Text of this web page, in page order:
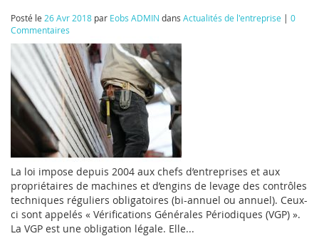
Posté le 26 Avr 2018 par Eobs ADMIN dans Actualités de l'entreprise | 0
Commentaires
La loi impose depuis 2004 aux chefs d’entreprises et aux
propriétaires de machines et d’engins de levage des contrôles
techniques réguliers obligatoires (bi-annuel ou annuel). Ceux-
ci sont appelés « Vérifications Générales Périodiques (VGP) ».
La VGP est une obligation légale. Elle...